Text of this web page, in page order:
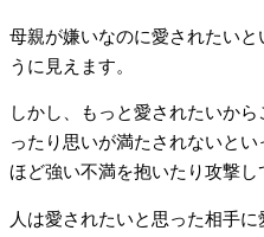
母親が嫌いなのに愛されたい
うに見えます。
しかし、もっと愛されたいか
ったり思いが満たされないと
ほど強い不満を抱いたり攻撃し
人は愛されたいと思った相手